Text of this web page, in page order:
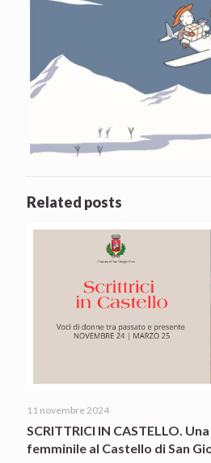
Related posts
11 novembre 2024
SCRITTRICI IN CASTELLO.
femminile al Castello di San